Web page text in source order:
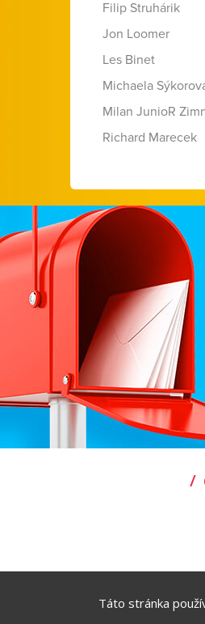
Táto stránka
Filip Struhárik
Jon Loomer
Les Binet
Michaela
Milan JunioR
Richard Marecek
/